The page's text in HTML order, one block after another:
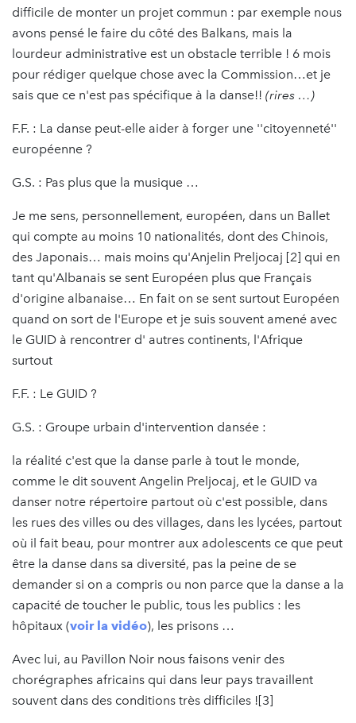
difficile de monter un projet commun : par exemple nous
avons pensé le faire du côté des Balkans, mais la
lourdeur administrative est un obstacle terrible ! 6 mois
pour rédiger quelque chose avec la Commission…et je
sais que ce n'est pas spécifique à la danse!! (rires …)
F.F. : La danse peut-elle aider à forger une ''citoyenneté''
européenne ?
G.S. : Pas plus que la musique …
Je me sens, personnellement, européen, dans un Ballet
qui compte au moins 10 nationalités, dont des Chinois,
des Japonais… mais moins qu'Anjelin Preljocaj [2] qui en
tant qu'Albanais se sent Européen plus que Français
d'origine albanaise… En fait on se sent surtout Européen
quand on sort de l'Europe et je suis souvent amené avec
le GUID à rencontrer d' autres continents, l'Afrique
surtout
F.F. : Le GUID ?
G.S. : Groupe urbain d'intervention dansée :
la réalité c'est que la danse parle à tout le monde,
comme le dit souvent Angelin Preljocaj, et le GUID va
danser notre répertoire partout où c'est possible, dans
les rues des villes ou des villages, dans les lycées, partout
où il fait beau, pour montrer aux adolescents ce que peut
être la danse dans sa diversité, pas la peine de se
demander si on a compris ou non parce que la danse a la
capacité de toucher le public, tous les publics : les
hôpitaux (voir la vidéo), les prisons …
Avec lui, au Pavillon Noir nous faisons venir des
chorégraphes africains qui dans leur pays travaillent
souvent dans des conditions très difficiles ![3]